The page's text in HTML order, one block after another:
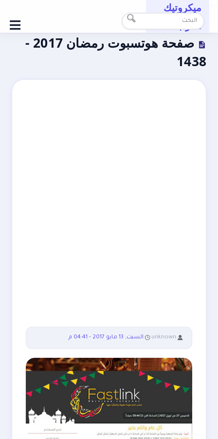
ميكروتيك
العرب
≡
صفحة هوتسبوت رمضان 2017 -
1438
:
unknown
:السبت, 13 مايو 2017 - 04:41 م